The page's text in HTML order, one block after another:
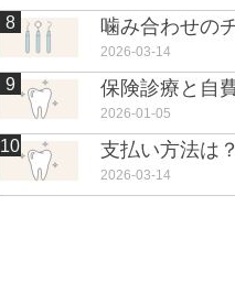
8
2026-03-14
9
2026-01-05
10 支払い方法は？
2026-03-14